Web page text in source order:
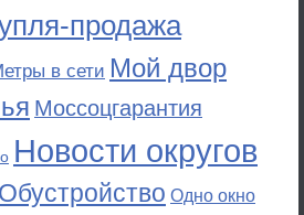
продажа
в сети Мой двор
Моссоцгарантия
Новости округов
Обустройство Одно окно